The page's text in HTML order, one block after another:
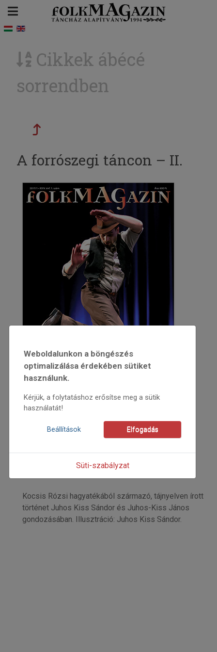
Cikkek ábécé
sorrendben
A forrószegi táncon – II.
2017/1
Széki történetek
Kezdőoldal: 17
Kocsis Rózsi hagyatékából származó, tájnyelven írott
történet Juhos Kiss Sándor és Juhos-Kiss János
gondozásában. Illusztráció: Juhos Kiss Sándor.
Weboldalunkon a böngészés
optimalizálása érdekében sütiket
használunk.
Kérjük, a folytatáshoz erősítse meg a sütik
használatát!
Beállítások Elfogadás
Süti-szabályzat